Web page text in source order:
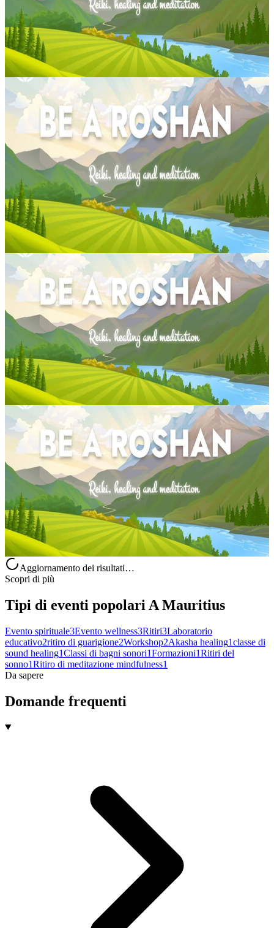
vivranno u...
37,77 €
Contatta l'organizzatore per le date disponibili
Quatre Bornes, Mauritius
Attivazione del Potere dell’Anima: Risveglia la Tua
Sacra Forza
Un viaggio di guarigione dell’anima, delicato ma intensamente
trasformativo, guidato dall’energia del Femminile Divino e dalla
presenza compassionevole di Kuan Yin. Questo incontro immersivo
è pensato...
49,99 €
Contatta l'organizzatore per le date disponibili
Quatre Bornes, Mauritius
Percorso dei Tarocchi Guidato Divinamente
Da secoli i tarocchi vengono considerati uno strumento prezioso di
riflessione, intuizione e orientamento. Quando la vita appare poco
chiara o ci si trova in una fase di incertezza, una lettura può of...
37,77 €
Contatta l'organizzatore per le date disponibili
Quatre Bornes, Mauritius
Sessione di lettura delle carte oracolari
Vivi un momento di ascolto profondo con una sessione di lettura
delle carte oracolari presso Be A Roshan. Guidato dai nostri maestri,
questo incontro si ispira alla saggezza senza tempo delle carte pe...
37,77 €
Contatta l'organizzatore per le date disponibili
Quatre Bornes, Mauritius
Aggiornamento dei risultati…
Scopri di più
Tipi di eventi popolari A Mauritius
Evento spirituale3Evento wellness3Ritiri3Laboratorio
educativo2ritiro di guarigione2Workshop2Akasha healing1classe di
sound healing1Classi di bagni sonori1Formazioni1Ritiri del
sonno1Ritiro di meditazione mindfulness1
Da sapere
Domande frequenti